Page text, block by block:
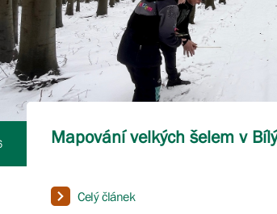
Mapování velkých šelem v
Celý článek